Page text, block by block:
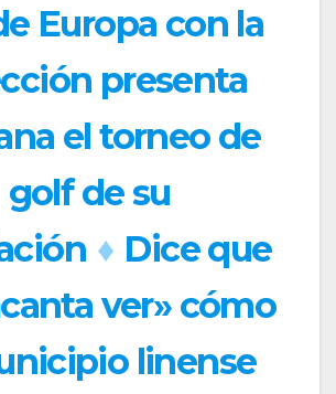
Europa con la
presenta
el torneo de
golf de su
♦ Dice que
ver» cómo
linense